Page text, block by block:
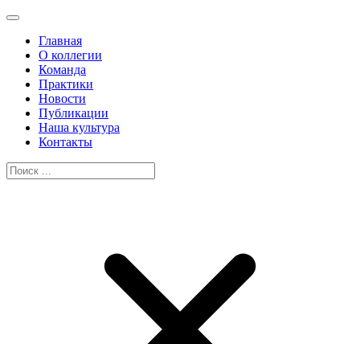
Главная
О коллегии
Команда
Практики
Новости
Публикации
Наша культура
Контакты